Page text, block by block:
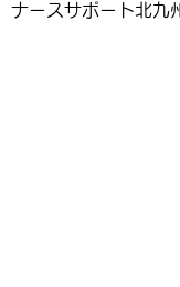
ナースサポート北九